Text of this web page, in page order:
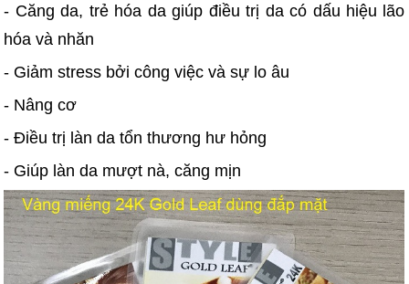
- Căng da, trẻ hóa da giúp điều trị da có dấu hiệu lão
hóa và nhăn
- Giảm stress bởi công việc và sự lo âu
- Nâng cơ
- Điều trị làn da tổn thương hư hỏng
- Giúp làn da mượt nà, căng mịn